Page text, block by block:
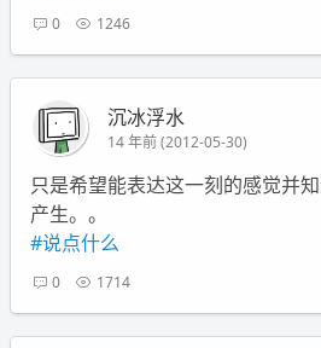
0 1246
沉冰浮水
14 年前 (2012-05-30)
只是希望能表达这一刻的感觉并
产生。。
#说点什么
0 1714